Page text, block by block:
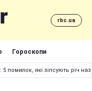
rbc.ua
Гороскопи
5 помилок, які зіпсують річ